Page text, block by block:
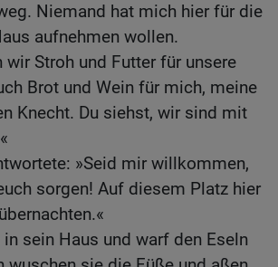
Niemand hat mich hier für die
aufnehmen wollen.
wir Stroh und Futter für unsere
Brot und Wein für mich, meine
Knecht. Du siehst, wir sind mit
»Seid mir willkommen,
sorgen! Auf diesem Platz hier
sein Haus und warf den Eseln